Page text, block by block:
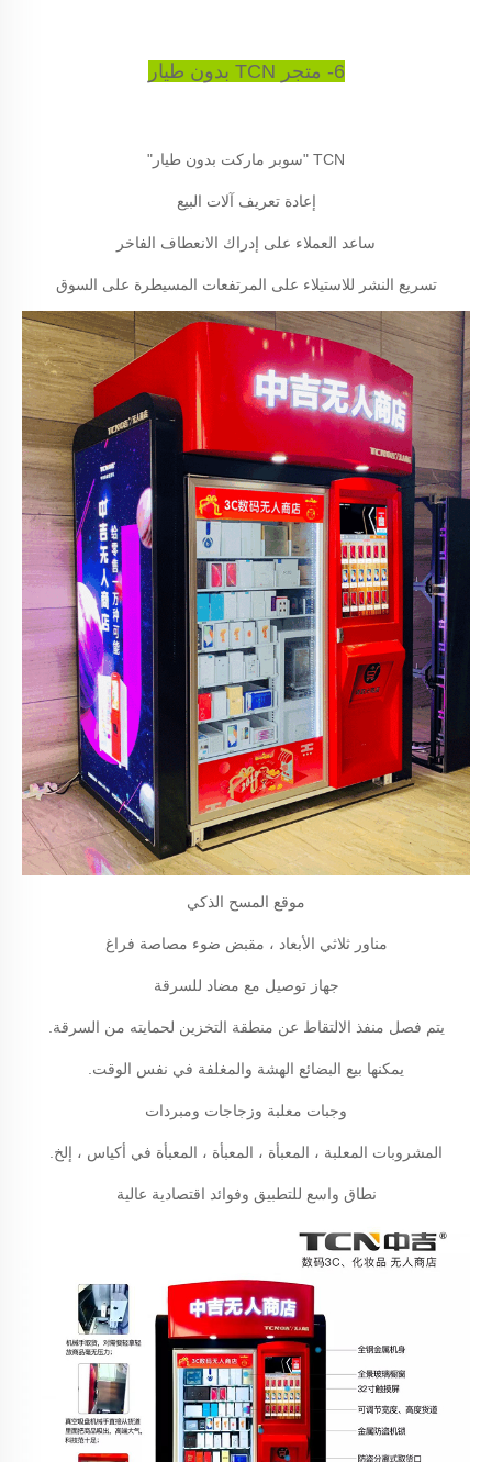
6- متجر TCN بدون طيار
TCN "سوبر ماركت بدون طيار"
إعادة تعريف آلات البيع
ساعد العملاء على إدراك الانعطاف الفاخر
تسريع النشر للاستيلاء على المرتفعات المسيطرة على السوق
موقع المسح الذكي
مناور ثلاثي الأبعاد ، مقبض ضوء مصاصة فراغ
جهاز توصيل مع مضاد للسرقة
يتم فصل منفذ الالتقاط عن منطقة التخزين لحمايته من السرقة.
يمكنها بيع البضائع الهشة والمغلفة في نفس الوقت.
وجبات معلبة وزجاجات ومبردات
المشروبات المعلبة ، المعبأة ، المعبأة ، المعبأة في أكياس ، إلخ.
نطاق واسع للتطبيق وفوائد اقتصادية عالية